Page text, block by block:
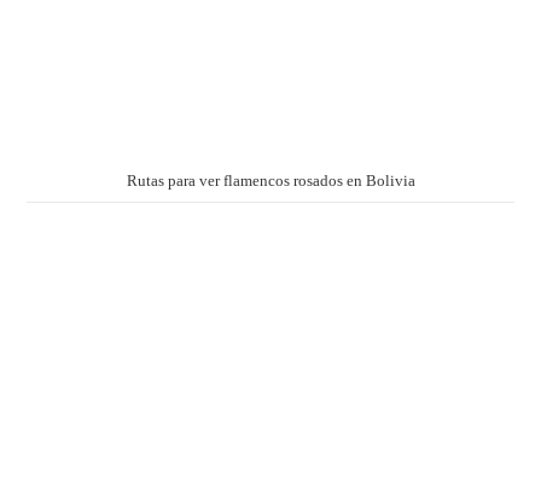
Rutas para ver flamencos rosados en Bolivia